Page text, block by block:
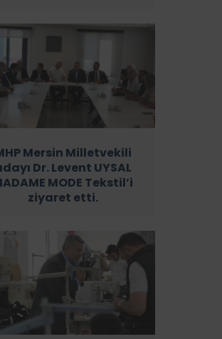
Mersin Milletvekili
Dr. Levent UYSAL
MODE Tekstil’i
ziyaret etti.